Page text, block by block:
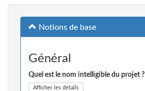
Notions de base
Général
Quel est le nom intelligible du projet ?
Afficher les détails